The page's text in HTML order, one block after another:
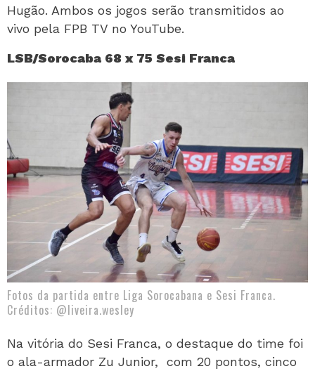
Hugão. Ambos os jogos serão transmitidos ao
vivo pela FPB TV no YouTube.
LSB/Sorocaba 68 x 75 Sesi Franca
Fotos da partida entre Liga Sorocabana e Sesi Franca.
Créditos: @liveira.wesley
Na vitória do Sesi Franca, o destaque do time foi
o ala-armador Zu Junior, com 20 pontos, cinco